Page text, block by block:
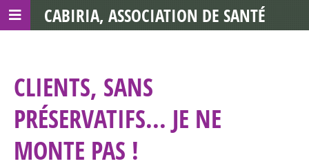
CLIENTS, SANS
PRÉSERVATIFS... JE NE
MONTE PAS !
CABIRIA, ASSOCIATION DE SANTÉ